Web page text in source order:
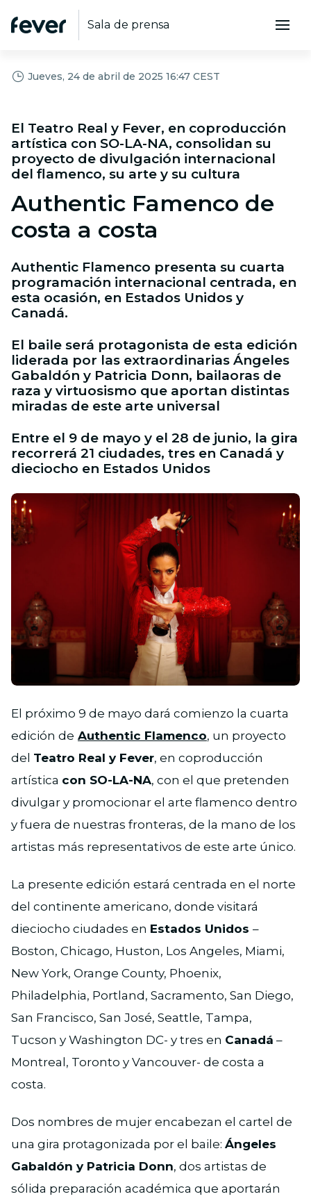
Sala de prensa
Jueves, 24 de abril de 2025 16:47 CEST
El Teatro Real y Fever, en coproducción
artística con SO-LA-NA, consolidan su
proyecto de divulgación internacional
del flamenco, su arte y su cultura
Authentic Famenco de
costa a costa
Authentic Flamenco presenta su cuarta
programación internacional centrada, en
esta ocasión, en Estados Unidos y
Canadá.
El baile será protagonista de esta edición
liderada por las extraordinarias Ángeles
Gabaldón y Patricia Donn, bailaoras de
raza y virtuosismo que aportan distintas
miradas de este arte universal
Entre el 9 de mayo y el 28 de junio, la gira
recorrerá 21 ciudades, tres en Canadá y
dieciocho en Estados Unidos
El próximo 9 de mayo dará comienzo la cuarta
edición de Authentic Flamenco, un proyecto
del Teatro Real y Fever, en coproducción
artística con SO-LA-NA, con el que pretenden
divulgar y promocionar el arte flamenco dentro
y fuera de nuestras fronteras, de la mano de los
artistas más representativos de este arte único.
La presente edición estará centrada en el norte
del continente americano, donde visitará
dieciocho ciudades en Estados Unidos –
Boston, Chicago, Huston, Los Angeles, Miami,
New York, Orange County, Phoenix,
Philadelphia, Portland, Sacramento, San Diego,
San Francisco, San José, Seattle, Tampa,
Tucson y Washington DC- y tres en Canadá –
Montreal, Toronto y Vancouver- de costa a
costa.
Dos nombres de mujer encabezan el cartel de
una gira protagonizada por el baile: Ángeles
Gabaldón y Patricia Donn, dos artistas de
sólida preparación académica que aportarán